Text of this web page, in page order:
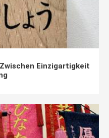
Einzigartigkeit